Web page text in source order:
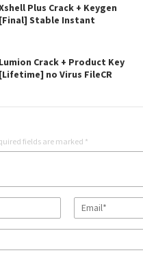
Plus Crack + Keygen
[Final] Stable Instant
Lumion Crack + Product Key
[Lifetime] no Virus FileCR
fields are marked *